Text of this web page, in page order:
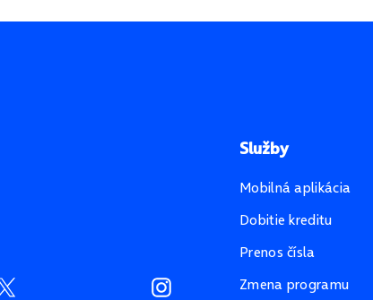
Služby
Mobilná aplikácia
Dobitie kreditu
Prenos čísla
Zmena programu